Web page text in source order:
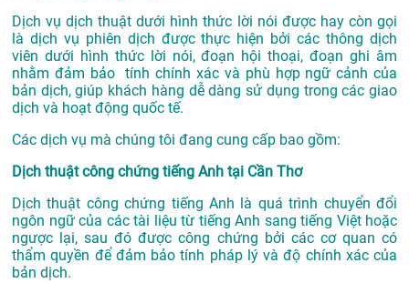
Dịch vụ dịch thuật dưới hình thức lời nói được hay còn gọi
là dịch vụ phiên dịch được thực hiện bởi các thông dịch
viên dưới hình thức lời nói, đoạn hội thoại, đoạn ghi âm
nhằm đảm bảo tính chính xác và phù hợp ngữ cảnh của
bản dịch, giúp khách hàng dễ dàng sử dụng trong các giao
dịch và hoạt động quốc tế.
Các dịch vụ mà chúng tôi đang cung cấp bao gồm:
Dịch thuật công chứng tiếng Anh tại Cần Thơ
Dịch thuật công chứng tiếng Anh là quá trình chuyển đổi
ngôn ngữ của các tài liệu từ tiếng Anh sang tiếng Việt hoặc
ngược lại, sau đó được công chứng bởi các cơ quan có
thẩm quyền để đảm bảo tính pháp lý và độ chính xác của
bản dịch.